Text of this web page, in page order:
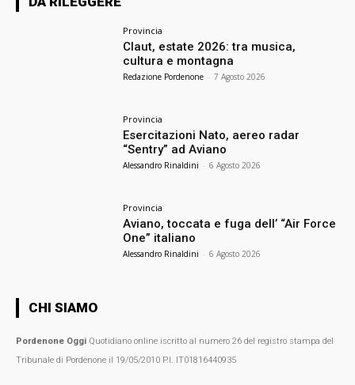
Provincia
Claut, estate 2026: tra musica,
cultura e montagna
Redazione Pordenone - 7 Agosto 2026
Provincia
Esercitazioni Nato, aereo radar
“Sentry” ad Aviano
Alessandro Rinaldini - 6 Agosto 2026
Provincia
Aviano, toccata e fuga dell’ “Air Force
One” italiano
Alessandro Rinaldini - 6 Agosto 2026
CHI SIAMO
Pordenone Oggi Quotidiano online iscritto al numero 26 del registro stampa del
Tribunale di Pordenone il 19/05/2010 P.I. IT01816440935